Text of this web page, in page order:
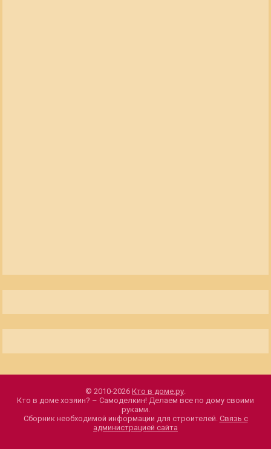
© 2010-2026 Кто в доме.ру.
Кто в доме хозяин? – Самоделкин! Делаем все по дому своими
руками.
Сборник необходимой информации для строителей. Связь с
администрацией сайта